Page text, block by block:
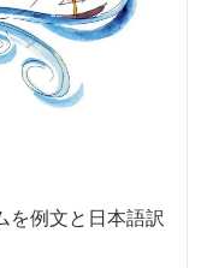
を例文と日本語訳